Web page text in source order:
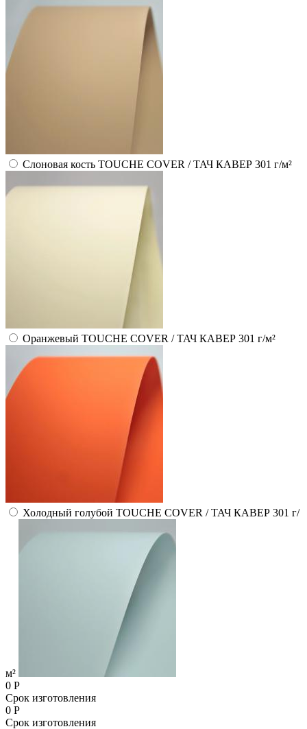
Слоновая кость TOUCHE COVER / ТАЧ КАВЕР 301 г/м²
Оранжевый TOUCHE COVER / ТАЧ КАВЕР 301 г/м²
Холодный голубой TOUCHE COVER / ТАЧ КАВЕР 301 г/
м²
0 Р
Срок изготовления
0 Р
Срок изготовления